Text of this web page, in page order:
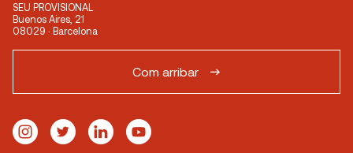
SEU PROVISIONAL
Buenos Aires, 21
08029 · Barcelona
Com arribar